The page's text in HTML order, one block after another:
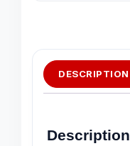
DESCRIPTION
Description